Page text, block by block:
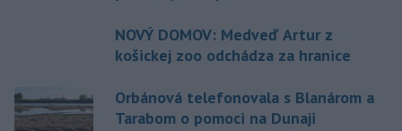
NOVÝ DOMOV: Medveď Artur z
košickej zoo odchádza za hranice
Orbánová telefonovala s Blanárom a
Tarabom o pomoci na Dunaji